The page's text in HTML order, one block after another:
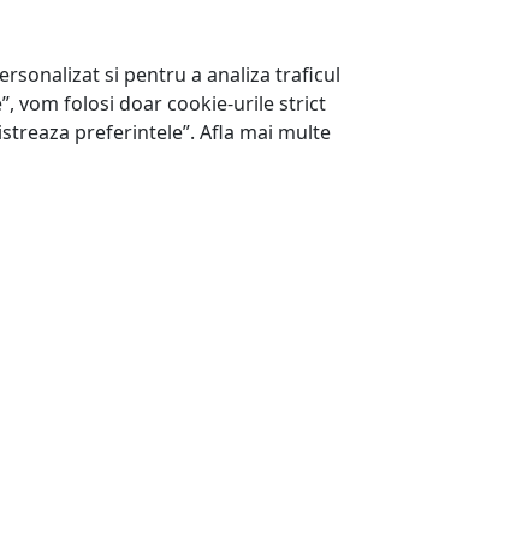
si pentru a analiza traficul
vom folosi doar cookie-urile strict
preferintele”. Afla mai multe